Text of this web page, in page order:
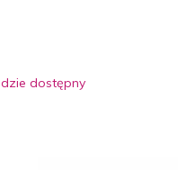
dostępny